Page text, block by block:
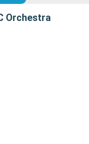
Orchestra